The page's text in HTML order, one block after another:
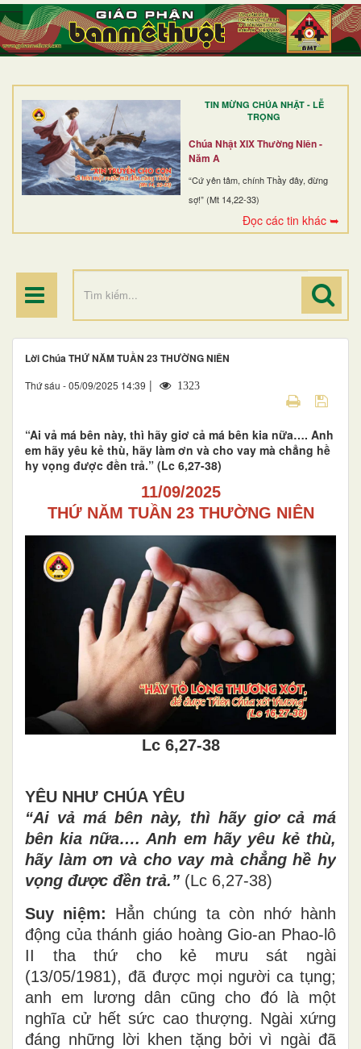
TIN MỪNG CHÚA NHẬT - LỄ
TRỌNG
Chúa Nhật XIX Thường Niên -
Năm A
“Cứ yên tâm, chính Thầy đây, đừng
sợ!” (Mt 14,22-33)
Đọc các tin khác ➥
TRANG NHẤT
GIỚI THIỆU
DÒNG TU
BAN MỤC VỤ
ĐOÀN THỂ CG
ĐIỂM HÀNH HƯƠNG
Lời Chúa THỨ NĂM TUẦN 23 THƯỜNG NIÊN
Thứ sáu - 05/09/2025 14:39 | 1323
“Ai vả má bên này, thì hãy giơ cả má bên kia nữa…. Anh
em hãy yêu kẻ thù, hãy làm ơn và cho vay mà chẳng hề
hy vọng được đền trả.” (Lc 6,27-38)
11/09/2025
THỨ NĂM TUẦN 23 THƯỜNG NIÊN
Lc 6,27-38
YÊU NHƯ CHÚA YÊU
“Ai vả má bên này, thì hãy giơ cả má
bên kia nữa…. Anh em hãy yêu kẻ thù,
hãy làm ơn và cho vay mà chẳng hề hy
vọng được đền trả.” (Lc 6,27-38)
Suy niệm: Hẳn chúng ta còn nhớ hành
động của thánh giáo hoàng Gio-an Phao-lô
II tha thứ cho kẻ mưu sát ngài
(13/05/1981), đã được mọi người ca tụng;
anh em lương dân cũng cho đó là một
nghĩa cử hết sức cao thượng. Ngài xứng
đáng những lời khen tặng bởi vì ngài đã